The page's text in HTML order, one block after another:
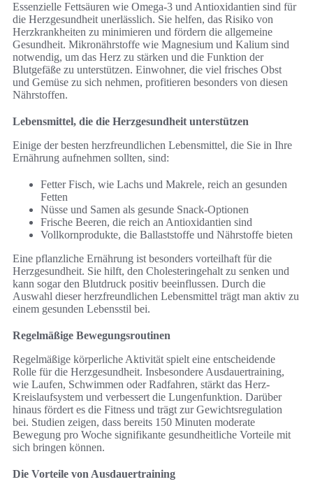
Essenzielle Fettsäuren wie Omega-3 und Antioxidantien sind für
die Herzgesundheit unerlässlich. Sie helfen, das Risiko von
Herzkrankheiten zu minimieren und fördern die allgemeine
Gesundheit. Mikronährstoffe wie Magnesium und Kalium sind
notwendig, um das Herz zu stärken und die Funktion der
Blutgefäße zu unterstützen. Einwohner, die viel frisches Obst
und Gemüse zu sich nehmen, profitieren besonders von diesen
Nährstoffen.
Lebensmittel, die die Herzgesundheit unterstützen
Einige der besten herzfreundlichen Lebensmittel, die Sie in Ihre
Ernährung aufnehmen sollten, sind:
Fetter Fisch, wie Lachs und Makrele, reich an gesunden
Fetten
Nüsse und Samen als gesunde Snack-Optionen
Frische Beeren, die reich an Antioxidantien sind
Vollkornprodukte, die Ballaststoffe und Nährstoffe bieten
Eine pflanzliche Ernährung ist besonders vorteilhaft für die
Herzgesundheit. Sie hilft, den Cholesteringehalt zu senken und
kann sogar den Blutdruck positiv beeinflussen. Durch die
Auswahl dieser herzfreundlichen Lebensmittel trägt man aktiv zu
einem gesunden Lebensstil bei.
Regelmäßige Bewegungsroutinen
Regelmäßige körperliche Aktivität spielt eine entscheidende
Rolle für die Herzgesundheit. Insbesondere Ausdauertraining,
wie Laufen, Schwimmen oder Radfahren, stärkt das Herz-
Kreislaufsystem und verbessert die Lungenfunktion. Darüber
hinaus fördert es die Fitness und trägt zur Gewichtsregulation
bei. Studien zeigen, dass bereits 150 Minuten moderate
Bewegung pro Woche signifikante gesundheitliche Vorteile mit
sich bringen können.
Die Vorteile von Ausdauertraining